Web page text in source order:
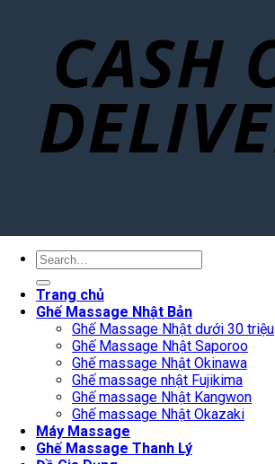
Search
Trang chủ
Ghế Massage Nhật Bản
Ghế Massage Nhật dưới 30 triệu
Ghế Massage Nhật Saporoo
Ghế massage Nhật Okinawa
Ghế massage nhật Fujikima
Ghế massage Nhật Kangwon
Ghế massage Nhật Okazaki
Máy Massage
Ghế Massage Thanh Lý